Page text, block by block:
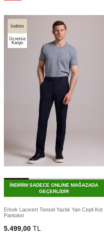
İndirim
Ücretsiz
Kargo
İNDİRİM SADECE ONLİNE MAĞAZADA
GEÇERLİDİR
Erkek Lacivert Tensel Yazlık Yan Cepli Kot
Pantolon
5.499,00 TL